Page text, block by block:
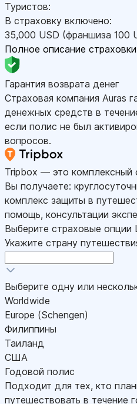
Туристов:
В страховку включено:
35,000 USD (франшиза 100
Полное описание страховки
Гарантия возврата денег
Страховая компания Auras
денежных средств в
если полис не был
вопросов.
Tripbox — это комплексный
Вы получаете:
комплекс защиты в
помощь, консультации
Выберите страховые опции
Укажите страну
Выберите одну или
Worldwide
Europe (Schengen)
Филиппины
Таиланд
США
Годовой полис
Подходит для тех, кто
путешествовать в течение